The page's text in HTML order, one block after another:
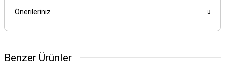
Önerileriniz
Benzer Ürünler